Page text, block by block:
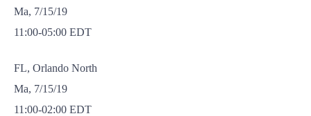
Ma, 7/15/19
11:00-05:00 EDT
FL, Orlando North
Ma, 7/15/19
11:00-02:00 EDT